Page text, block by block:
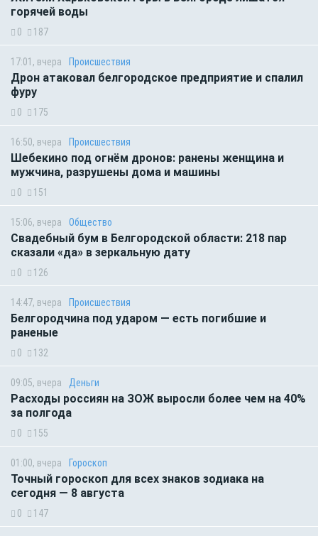
горячей воды
0 187
17:01, вчера Происшествия
Дрон атаковал белгородское предприятие и спалил
фуру
0 175
16:50, вчера Происшествия
Шебекино под огнём дронов: ранены женщина и
мужчина, разрушены дома и машины
0 151
15:06, вчера Общество
Свадебный бум в Белгородской области: 218 пар
сказали «да» в зеркальную дату
0 126
14:47, вчера Происшествия
Белгородчина под ударом — есть погибшие и
раненые
0 132
09:05, вчера Деньги
Расходы россиян на ЗОЖ выросли более чем на 40%
за полгода
0 155
01:00, вчера Гороскоп
Точный гороскоп для всех знаков зодиака на
сегодня — 8 августа
0 147